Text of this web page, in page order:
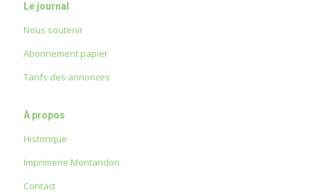
Le journal
Nous soutenir
Abonnement papier
Tarifs des annonces
À propos
Historique
Imprimerie Montandon
Contact